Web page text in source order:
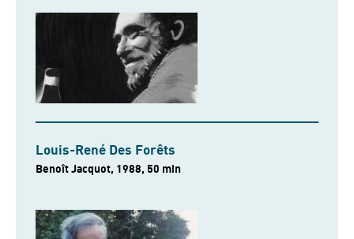
Louis-René Des Forêts
Benoît Jacquot, 1988, 50 min